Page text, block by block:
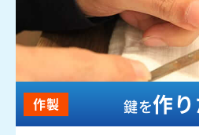
作製 鍵を作